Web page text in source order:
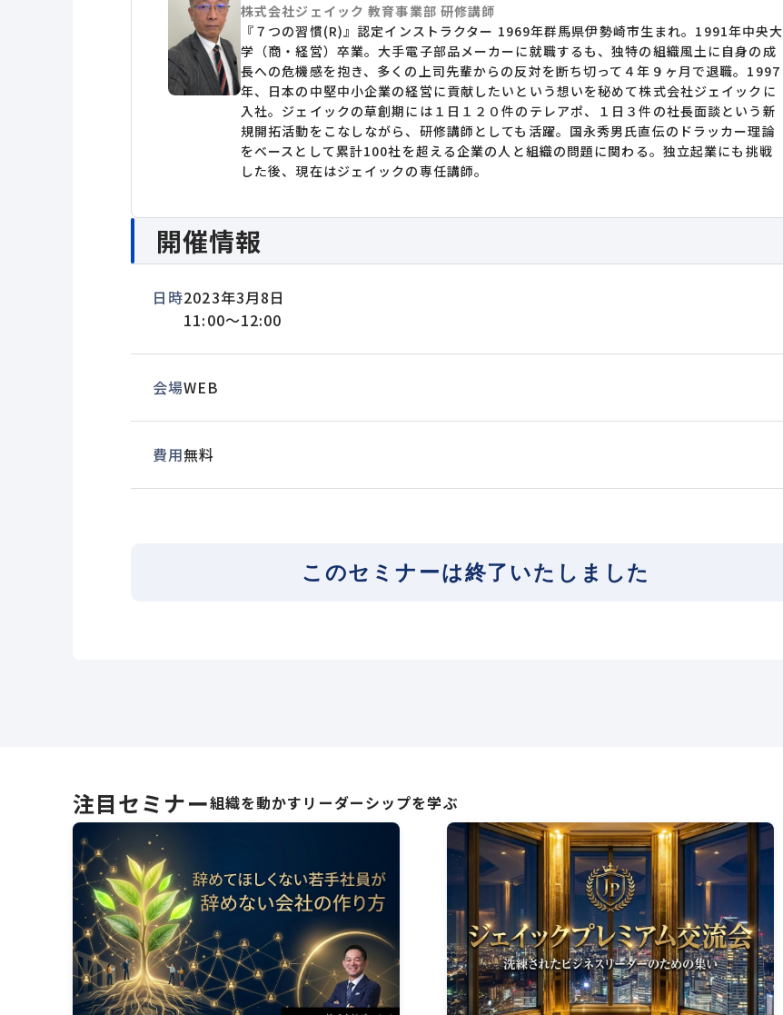
株式会社ジェイック 教育事業部 研修講師
『７つの習慣(R)』認定インストラクター 1969年群馬県伊勢崎市生まれ。1991年中央大
学（商・経営）卒業。大手電子部品メーカーに就職するも、独特の組織風土に自身の成
長への危機感を抱き、多くの上司先輩からの反対を断ち切って４年９ヶ月で退職。1997
年、日本の中堅中小企業の経営に貢献したいという想いを秘めて株式会社ジェイックに
入社。ジェイックの草創期には１日１２０件のテレアポ、１日３件の社長面談という新
規開拓活動をこなしながら、研修講師としても活躍。国永秀男氏直伝のドラッカー理論
をベースとして累計100社を超える企業の人と組織の問題に関わる。独立起業にも挑戦
した後、現在はジェイックの専任講師。
開催情報
日時2023年3月8日
11:00～12:00
会場WEB
費用無料
このセミナーは終了いたしました
注目セミナー組織を動かすリーダーシップを学ぶ